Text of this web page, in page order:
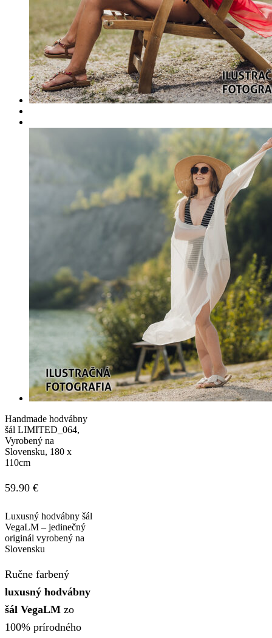
Handmade hodvábny
šál LIMITED_064,
Vyrobený na
Slovensku, 180 x
110cm
59.90 €
Luxusný hodvábny šál
VegaLM – jedinečný
originál vyrobený na
Slovensku
Ručne farbený
luxusný hodvábny
šál VegaLM zo
100% prírodného